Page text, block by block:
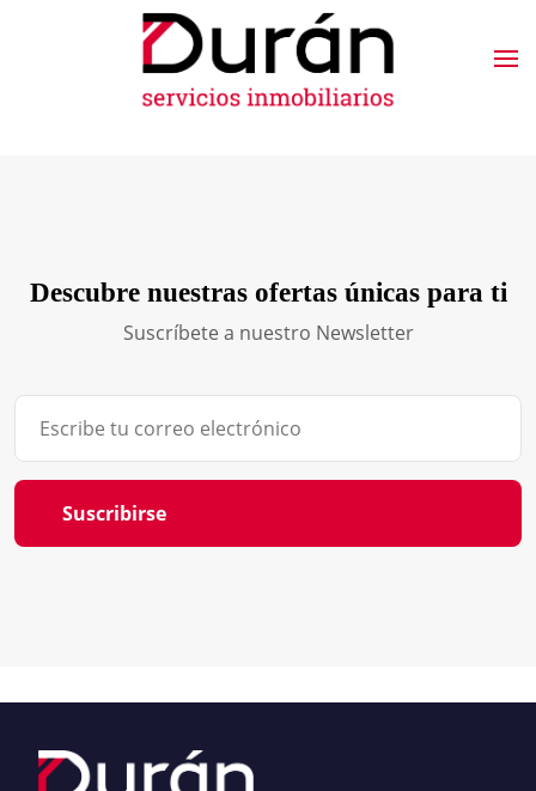
Descubre nuestras ofertas únicas para ti
Suscríbete a nuestro Newsletter
Suscribirse